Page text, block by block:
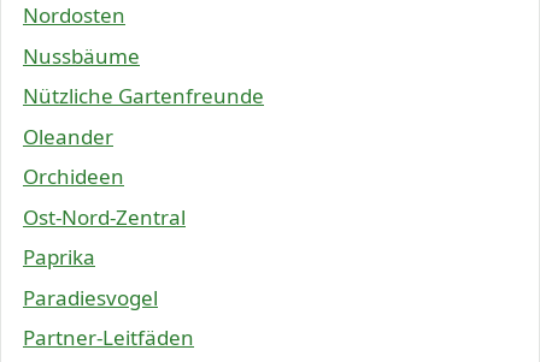
Nordosten
Nussbäume
Nützliche Gartenfreunde
Oleander
Orchideen
Ost-Nord-Zentral
Paprika
Paradiesvogel
Partner-Leitfäden